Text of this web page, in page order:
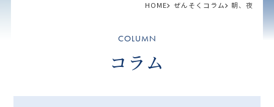
HOME ぜんそくコラム 朝、夜
COLUMN
コラム